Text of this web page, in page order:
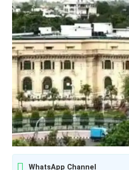
WhatsApp Channel